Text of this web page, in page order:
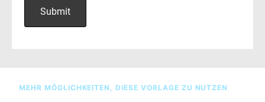
MEHR MÖGLICHKEITEN, DIESE VORLAGE ZU NUTZEN